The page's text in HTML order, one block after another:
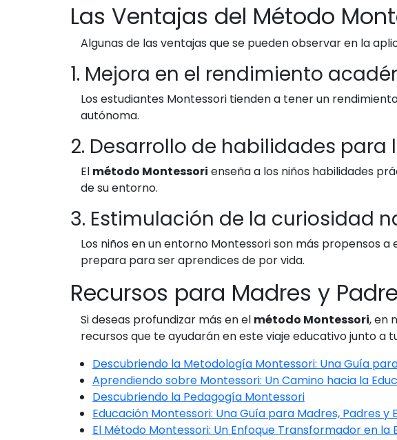
Las Ventajas del Método
Algunas de las ventajas que se pueden observar en la
1. Mejora en el rendimiento
Los estudiantes Montessori tienden a tener un
autónoma.
2. Desarrollo de habilidades para
El método Montessori enseña a los niños habilidades
de su entorno.
3. Estimulación de la curiosidad
Los niños en un entorno Montessori son más propensos
prepara para ser aprendices de por vida.
Recursos para Madres y
Si deseas profundizar más en el método Montessori, en
recursos que te ayudarán en este viaje educativo junto a
Descubriendo la Metodología Montessori: Una Guía
Aprendiendo sobre Montessori: Un Camino hacia la
Descubriendo la Pedagogía Montessori
Educación Montessori: Una Guía para Madres, Padres y
El Método Montessori: Un Enfoque Transformador en la